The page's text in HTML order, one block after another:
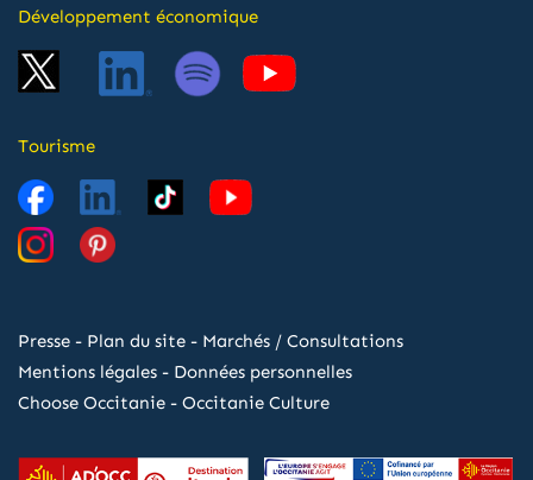
Développement économique
Tourisme
Presse - Plan du site - Marchés / Consultations
Mentions légales - Données personnelles
Choose Occitanie - Occitanie Culture